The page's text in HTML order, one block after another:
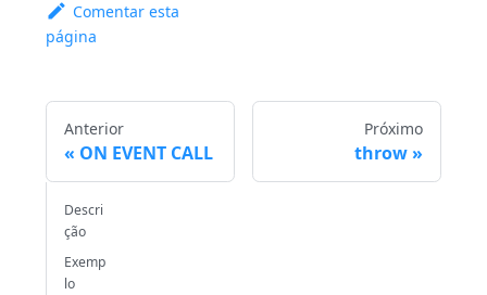
Comentar esta
página
Anterior
ON EVENT CALL
Próximo
throw
Descri
ção
Exemp
lo